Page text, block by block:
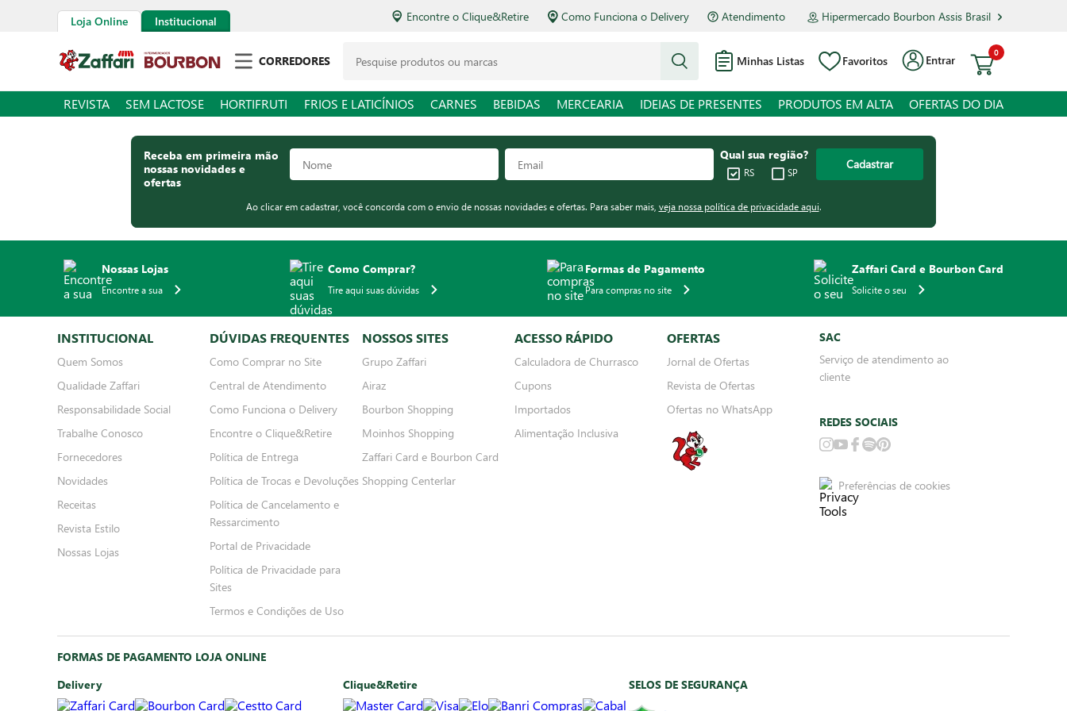
Loja Online Institucional Encontre o Clique&Retire Como Funciona o Delivery Atendimento Hipermercado Bourbon Assis Brasil
CORREDORES Minhas Listas Favoritos Entrar
0
REVISTA SEM LACTOSE HORTIFRUTI FRIOS E LATICÍNIOS CARNES BEBIDAS MERCEARIA IDEIAS DE PRESENTES PRODUTOS EM ALTA OFERTAS DO DIA
Receba em primeira mão
nossas novidades e
ofertas
Qual sua região?
RS SP
Cadastrar
Ao clicar em cadastrar, você concorda com o envio de nossas novidades e ofertas. Para saber mais, veja nossa política de privacidade aqui.
Nossas Lojas
Encontre a sua
Como Comprar?
Tire aqui suas dúvidas
Formas de Pagamento
Para compras no site
Zaffari Card e Bourbon Card
Solicite o seu
INSTITUCIONAL
Quem Somos
Qualidade Zaffari
Responsabilidade Social
Trabalhe Conosco
Fornecedores
Novidades
Receitas
Revista Estilo
Nossas Lojas
DÚVIDAS FREQUENTES
Como Comprar no Site
Central de Atendimento
Como Funciona o Delivery
Encontre o Clique&Retire
Política de Entrega
Política de Trocas e Devoluções
Política de Cancelamento e
Ressarcimento
Portal de Privacidade
Política de Privacidade para
Sites
Termos e Condições de Uso
NOSSOS SITES
Grupo Zaffari
Airaz
Bourbon Shopping
Moinhos Shopping
Zaffari Card e Bourbon Card
Shopping Centerlar
ACESSO RÁPIDO
Calculadora de Churrasco
Cupons
Importados
Alimentação Inclusiva
OFERTAS
Jornal de Ofertas
Revista de Ofertas
Ofertas no WhatsApp
SAC
Serviço de atendimento ao
cliente
REDES SOCIAIS
Preferências de cookies
FORMAS DE PAGAMENTO LOJA ONLINE
Delivery
Clique&Retire SELOS DE SEGURANÇA